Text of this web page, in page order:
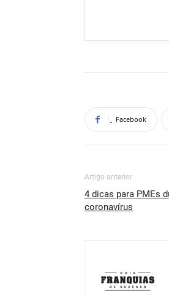
Facebook
Artigo anterior
4 dicas para PMEs
coronavírus